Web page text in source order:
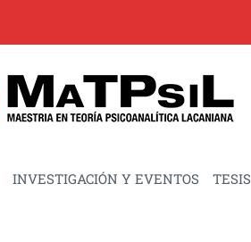
INVESTIGACIÓN Y EVENTOS TESIS